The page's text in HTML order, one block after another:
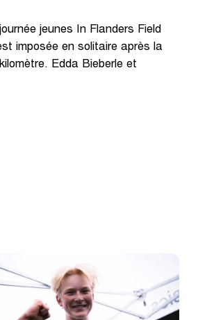
jeunes In Flanders Field
imposée en solitaire après la
Edda Bieberle et